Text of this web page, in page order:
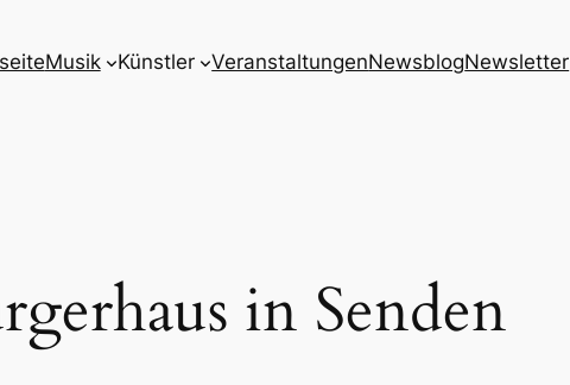
Musik Künstler VeranstaltungenNewsblogNewsletter
in Senden